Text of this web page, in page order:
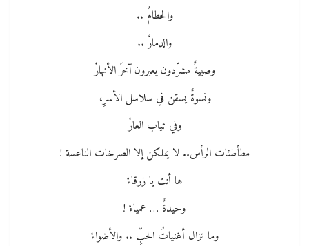
والحطامُ ..
والدمارْ ..
وصبيةٌ مشرّدون يعبرون آخرَ الأنهارْ
ونسوةٌ يسقن في سلاسل الأسرِ،
وفي ثياب العارْ
مطأطئات الرأس.. لا يملكن إلا الصرخات الناعسة !
ها أنت يا زرقاءْ
وحيدةٌ … عمياءْ !
وما تزال أغنياتُ الحبِّ .. والأضواءْ